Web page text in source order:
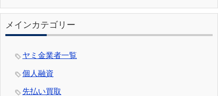
メインカテゴリー
ヤミ金業者一覧
個人融資
先払い買取